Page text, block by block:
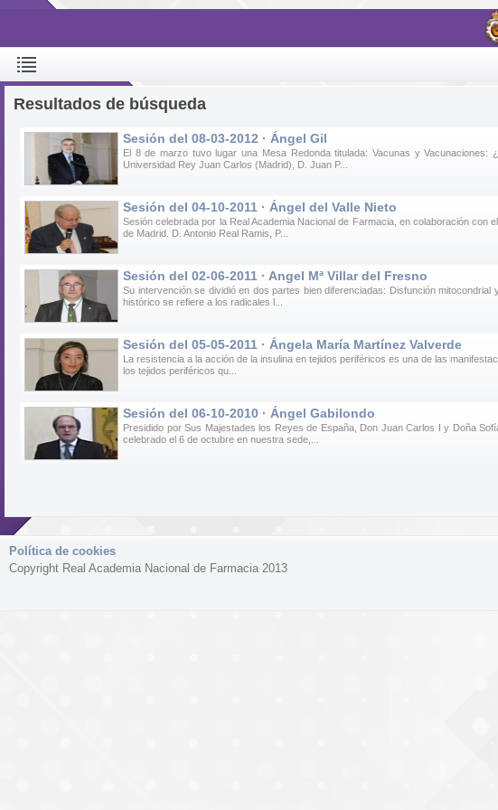
Resultados de búsqueda
Sesión del 08-03-2012 · Ángel Gil
El 8 de marzo tuvo lugar una Mesa Redonda titulada: Vacunas y
Universidad Rey Juan Carlos (Madrid), D. Juan P...
Sesión del 04-10-2011 · Ángel del Valle Nieto
Sesión celebrada por la Real Academia Nacional de Farmacia, en colaboración
de Madrid. D. Antonio Real Ramis, P...
Sesión del 02-06-2011 · Angel Mª Villar del Fresno
Su intervención se dividió en dos partes bien diferenciadas: Disfunción
histórico se refiere a los radicales l...
Sesión del 05-05-2011 · Ángela María Martínez Valverde
La resistencia a la acción de la insulina en tejidos periféricos es una de las
los tejidos periféricos qu...
Sesión del 06-10-2010 · Ángel Gabilondo
Presidido por Sus Majestades los Reyes de España, Don Juan Carlos I y Doña
celebrado el 6 de octubre en nuestra sede,...
Política de cookies
Copyright Real Academia Nacional de Farmacia 2013